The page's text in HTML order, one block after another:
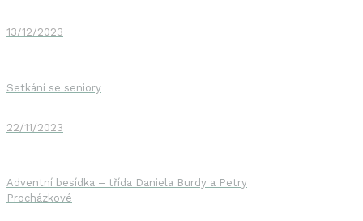
13/12/2023
Setkání se seniory
22/11/2023
Adventní besídka – třída Daniela Burdy a Petry
Procházkové